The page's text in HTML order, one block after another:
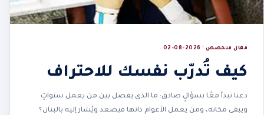
مقال متخصص · 2026-08-02
كيف تُدرّب نفسك للاحتراف
دعنا نبدأ معًا بسؤالٍ صادق: ما الذي يفصل بين من يعمل سنواتٍ
ويبقى مكانه، ومن يعمل الأعوام ذاتها فيصعد ويُشار إليه بالبنان؟